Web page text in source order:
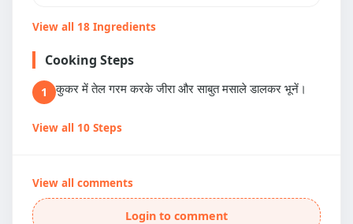
View all 18 Ingredients
Cooking Steps
1 कुकर में तेल गरम करके जीरा और साबुत मसाले डालकर भूनें।
View all 10 Steps
View all comments
Login to comment